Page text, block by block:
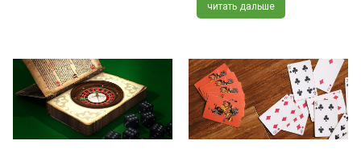
читать дальше